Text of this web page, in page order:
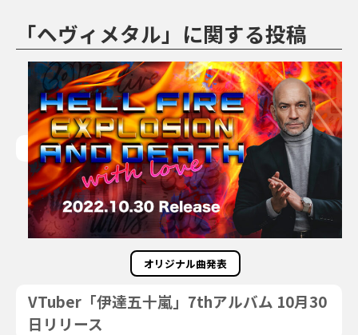
「ヘヴィメタル」に関する投稿
オリジナル曲発表
VTuber「伊達五十嵐」7thアルバム 10月30
日リリース